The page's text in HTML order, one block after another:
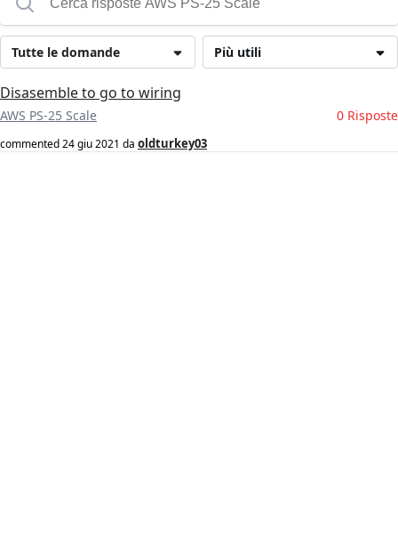
Più utili
Tutte le domande
Disasemble to go to wiring
AWS PS-25 Scale 0 Risposte
commented24 giu 2021 da oldturkey03